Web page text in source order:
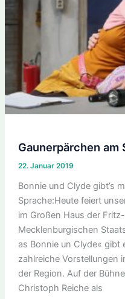
Gaunerpärchen am
22. Januar 2019
Bonnie und Clyde gibt’s
Sprache:Heute feiert
im Großen Haus der
Mecklenburgischen
as Bonnie un Clyde« gibt
zahlreiche Vorstellungen
der Region. Auf der
Christoph Reiche als